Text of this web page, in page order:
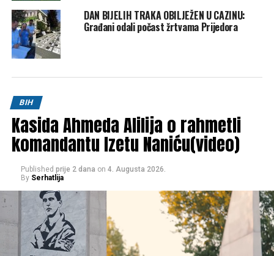
DAN BIJELIH TRAKA OBILJEŽEN U CAZINU:
Građani odali počast žrtvama Prijedora
BIH
Kasida Ahmeda Alilija o rahmetli
komandantu Izetu Naniću(video)
Published prije 2 dana on 4. Augusta 2026.
By Serhatlija